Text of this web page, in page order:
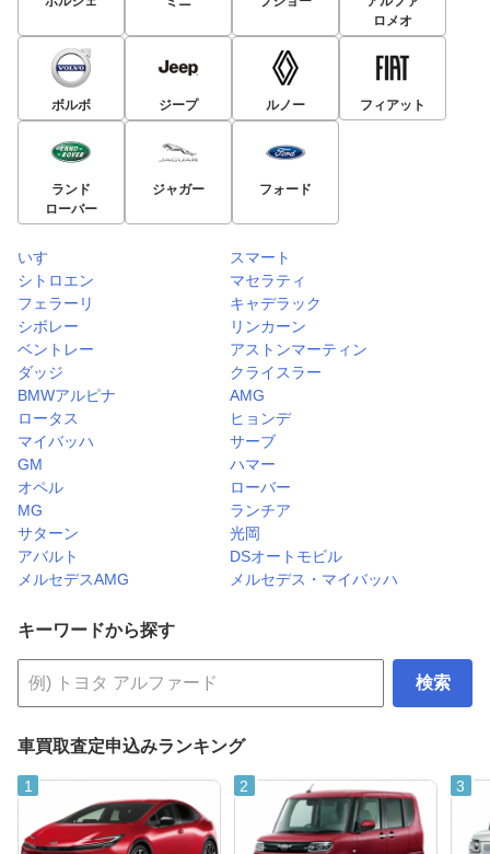
ロメオ
ボルボ ジープ ルノー フィアット
ランド
ローバー
ジャガー フォード
いすゞ
スマート
シトロエン
マセラティ
フェラーリ
キャデラック
シボレー
リンカーン
ベントレー
アストンマーティン
ダッジ
クライスラー
BMWアルピナ
AMG
ロータス
ヒョンデ
マイバッハ
サーブ
GM
ハマー
オペル
ローバー
MG
ランチア
サターン
光岡
アバルト
DSオートモビル
メルセデスAMG
メルセデス・マイバッハ
キーワードから探す
検索
車買取査定申込みランキング